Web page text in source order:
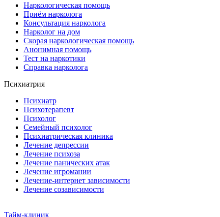
Наркологическая помощь
Приём нарколога
Консультация нарколога
Нарколог на дом
Скорая наркологическая помощь
Анонимная помощь
Тест на наркотики
Справка нарколога
Психиатрия
Психиатр
Психотерапевт
Психолог
Семейный психолог
Психиатрическая клиника
Лечение депрессии
Лечение психоза
Лечение панических атак
Лечение игромании
Лечение-интернет зависимости
Лечение созависимости
Тайм-клиник